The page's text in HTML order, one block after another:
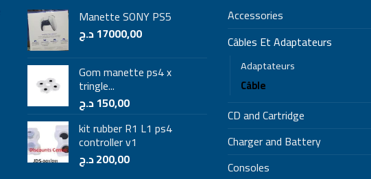
Manette SONY PS5
17000,00د.ج
Gom manette ps4 x
tringle...
150,00د.ج
kit rubber R1 L1 ps4
controller v1
200,00د.ج
Accessories
Câbles Et Adaptateurs
Adaptateurs
Câble
CD and Cartridge
Charger and Battery
Consoles